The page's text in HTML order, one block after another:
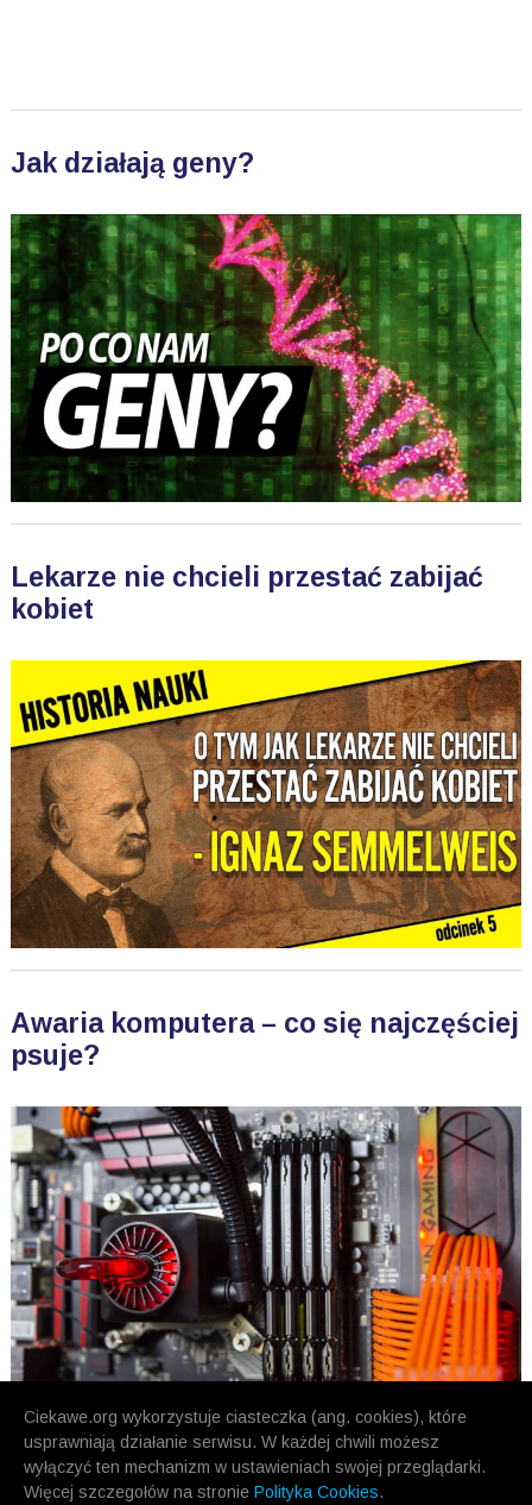
Ciekawe.org wykorzystuje ciasteczka (ang. cookies), które
usprawniają działanie serwisu. W każdej chwili możesz
wyłączyć ten mechanizm w ustawieniach swojej przeglądarki.
Więcej szczegołów na stronie Polityka Cookies.
Jak działają geny?
Lekarze nie chcieli przestać zabijać
kobiet
Awaria komputera – co się najczęściej
psuje?